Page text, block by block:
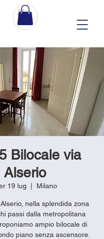
Bilocale via
Alserio
19 lug Milano
nella splendida zona
passi dalla metropolitana
ampio bilocale di
piano senza ascensore.